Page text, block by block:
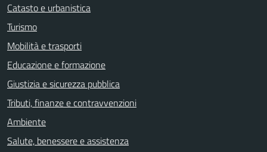
Catasto e urbanistica
Turismo
Mobilità e trasporti
Educazione e formazione
Giustizia e sicurezza pubblica
Tributi, finanze e contravvenzioni
Ambiente
Salute, benessere e assistenza